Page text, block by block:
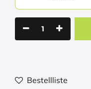
Bestellliste